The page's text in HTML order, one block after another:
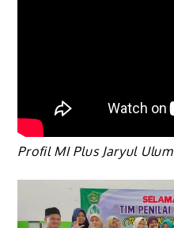
Profil MI Plus Jaryul Ulum